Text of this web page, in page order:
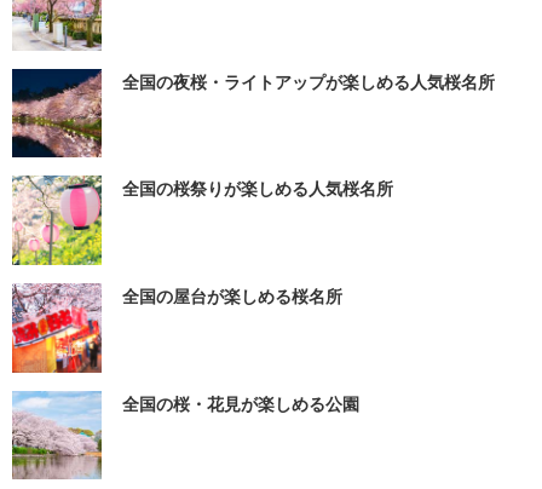
全国の夜桜・ライトアップが楽しめる人気桜名所
全国の桜祭りが楽しめる人気桜名所
全国の屋台が楽しめる桜名所
全国の桜・花見が楽しめる公園